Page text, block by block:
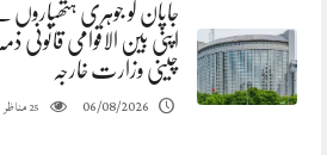
جاپان کو جوہری
اپنی بین الاقوامی قانونی
چینی وزارت خارجہ
06/08/2026
25مناظر